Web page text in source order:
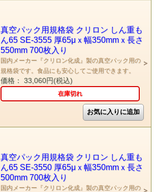
真空パック用規格袋 クリロン しん重も
ん65 SE-3555 厚65μｘ幅350mmｘ長さ
550mm 700枚入り
国内メーカー『クリロン化成』製の真空パック用の
規格袋です。食品にも安心してご使用できます。
価格： 33,060円(税込)
在庫切れ
真空パック用規格袋 クリロン しん重も
ん65 SE-3550 厚65μｘ幅350mmｘ長さ
500mm 700枚入り
国内メーカー『クリロン化成』製の真空パック用の